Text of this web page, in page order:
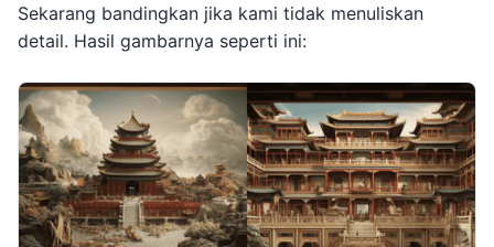
Sekarang bandingkan jika kami tidak menuliskan
detail. Hasil gambarnya seperti ini: